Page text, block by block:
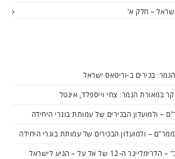
בכירים ב-וריטאס ישראל
במאורת הנמר: צחי וייספלד, אינטל
– ולמועדון הבכירים של עמותת בוגרי היחידה
– ולמועדון הבכירים של עמותת בוגרי היחידה
ה-12 של אל על – הגיע לישראל